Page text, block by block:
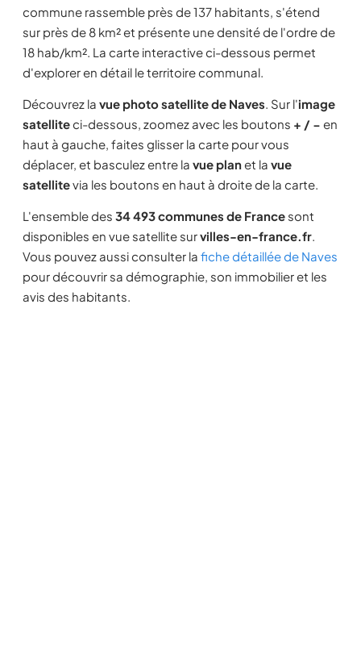
commune rassemble près de 137 habitants, s'étend
sur près de 8 km² et présente une densité de l'ordre de
18 hab/km². La carte interactive ci-dessous permet
d'explorer en détail le territoire communal.
Découvrez la vue photo satellite de Naves. Sur l'image
satelliteci-dessous, zoomez avec les boutons + / − en
haut à gauche, faites glisser la carte pour vous
déplacer, et basculez entre la vue planet la vue
satellitevia les boutons en haut à droite de la carte.
L'ensemble des 34 493 communes de France sont
disponibles en vue satellite survilles-en-france.fr.
Vous pouvez aussi consulter la fiche détaillée de Naves
pour découvrir sa démographie, son immobilier et les
avis des habitants.